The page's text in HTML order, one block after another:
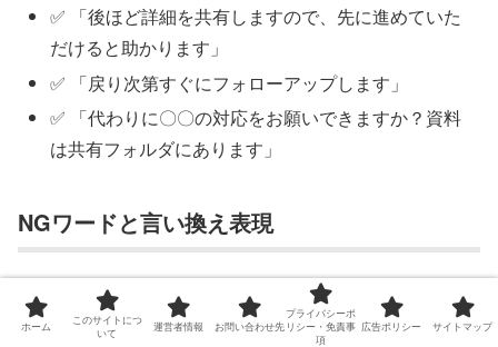
✅ 「後ほど詳細を共有しますので、先に進めていた
だけると助かります」
✅ 「戻り次第すぐにフォローアップします」
✅ 「代わりに〇〇の対応をお願いできますか？資料
は共有フォルダにあります」
NGワードと言い換え表現
避けるべき表現と、より適切な言い換え例
ホーム
このサイトにつ
いて
運営者情報 お問い合わせ先
プライバシーポ
リシー・免責事
項
広告ポリシー サイトマップ